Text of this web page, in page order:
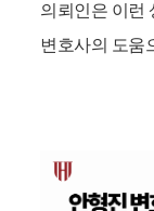
의뢰인은 이런
변호사의 도움